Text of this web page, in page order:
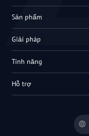
Sản phẩm
Giải pháp
Tính năng
Hỗ trợ